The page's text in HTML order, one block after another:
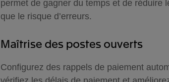
permet de gagner du temps et de réduire
que le risque d’erreurs.
Maîtrise des postes ouverts
Configurez des rappels de paiement